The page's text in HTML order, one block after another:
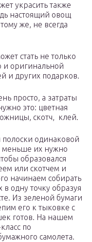
украсить также
настоящий овощ
же, не всегда
стать не только
оригинальной
и других подарков.
просто, а затраты
это: цветная
скотч, клей.
одинаковой
их нужно
образовался
или скотчем и
начинаем собирать
одну точку образуя
Из зеленой бумаги
его к тыковке с
готов. На нашем
по
самолета.